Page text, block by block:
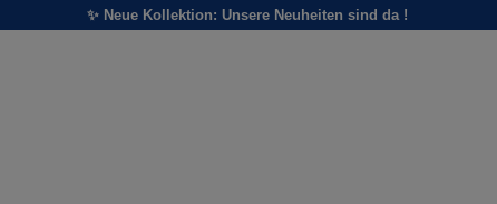
✨ Neue Kollektion: Unsere Neuheiten sind da !